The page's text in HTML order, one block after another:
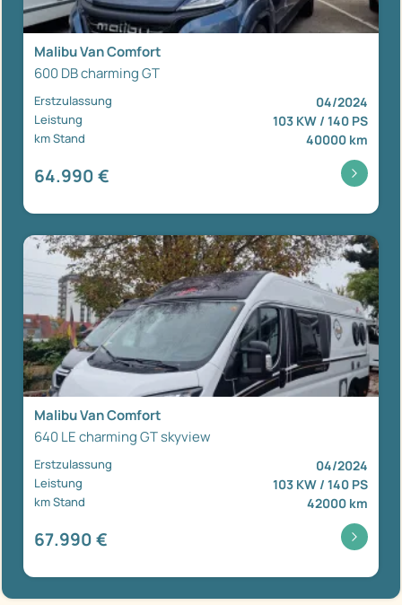
Malibu Van Comfort
600 DB charming GT
Erstzulassung 04/2024
Leistung 103 KW / 140 PS
km Stand 40000 km
64.990 €
Malibu Van Comfort
640 LE charming GT skyview
Erstzulassung 04/2024
Leistung 103 KW / 140 PS
km Stand 42000 km
67.990 €